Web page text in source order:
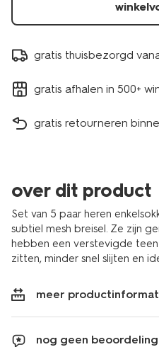
gratis thuisbezorgd
gratis afhalen in 500+
gratis retourneren
over dit product
Set van 5 paar heren
subtiel mesh breisel. Ze zijn
hebben een verstevigde
zitten, minder snel slijten en
meer
nog geen beoordeling